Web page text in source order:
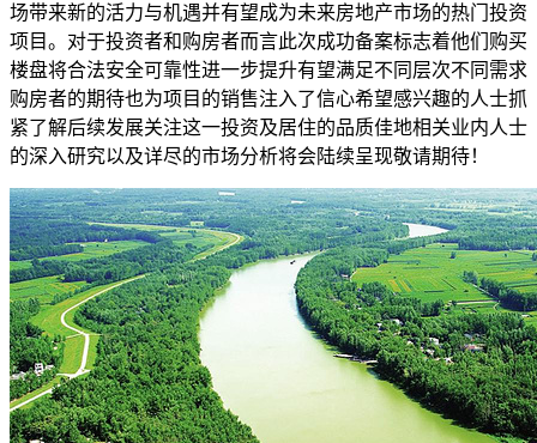
场带来新的活力与机遇并有望成为未来房地产市场的热门投资
项目。对于投资者和购房者而言此次成功备案标志着他们购买
楼盘将合法安全可靠性进一步提升有望满足不同层次不同需求
购房者的期待也为项目的销售注入了信心希望感兴趣的人士抓
紧了解后续发展关注这一投资及居住的品质佳地相关业内人士
的深入研究以及详尽的市场分析将会陆续呈现敬请期待！